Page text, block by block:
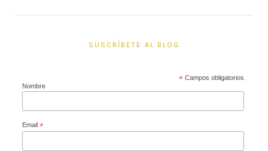
SUSCRÍBETE AL BLOG
*Campos obligatorios
Nombre
Email *